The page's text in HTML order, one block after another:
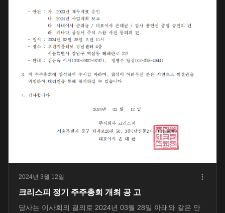
2024년 3월 12일
크리스피 정기 주주총회 개최 공 고
당사는 이사회의 결의로 2024년 03월 28일 아래와 같은 안